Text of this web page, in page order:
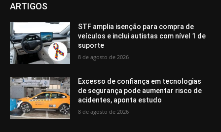
ARTIGOS
STF amplia isenção para compra de
veículos e inclui autistas com nível 1 de
suporte
8 de agosto de 2026
Excesso de confiança em tecnologias
de segurança pode aumentar risco de
acidentes, aponta estudo
8 de agosto de 2026